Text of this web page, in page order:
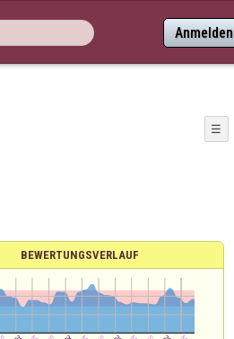
Anmelden
☰
BEWERTUNGSVERLAUF